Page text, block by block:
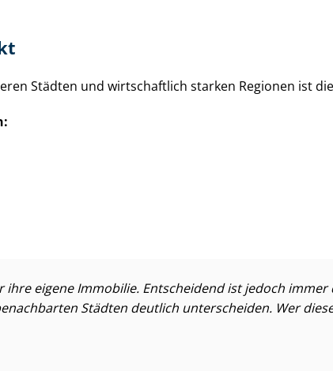
Städten und wirtschaftlich starken Regionen ist
eigene Immobilie. Entscheidend ist jedoch
Städten deutlich unterscheiden. Wer